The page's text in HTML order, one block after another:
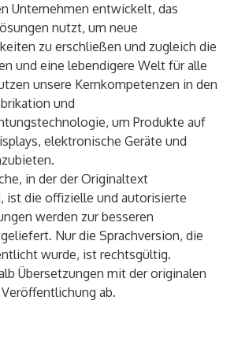
Unternehmen entwickelt, das
nutzt, um neue
zu erschließen und zugleich die
und eine lebendigere Welt für alle
unsere Kernkompetenzen in den
und
um Produkte auf
elektronische Geräte und
in der der Originaltext
ist die offizielle und autorisierte
werden zur besseren
Nur die Sprachversion, die
wurde, ist rechtsgültig.
Übersetzungen mit der originalen
ab.